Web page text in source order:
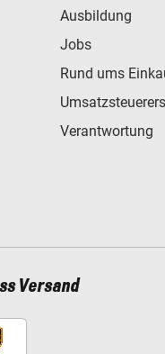
Ausbildung
Jobs
Rund ums
Verantwortung
Versand